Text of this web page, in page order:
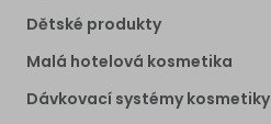
Dětské produkty
Malá hotelová kosmetika
Dávkovací systémy kosmetiky